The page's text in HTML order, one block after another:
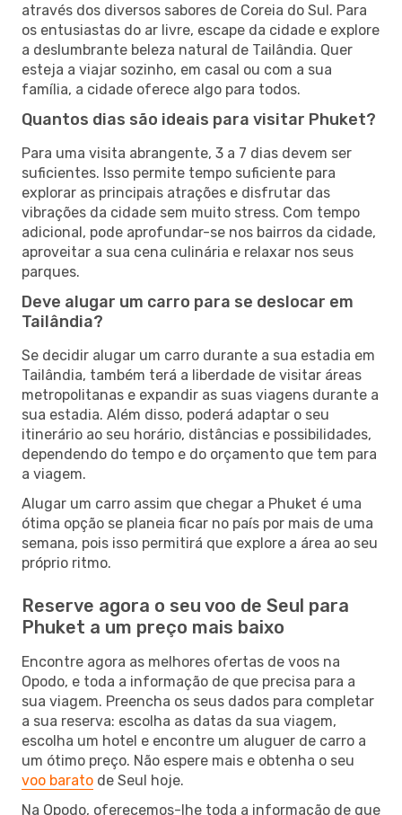
através dos diversos sabores de Coreia do Sul. Para
os entusiastas do ar livre, escape da cidade e explore
a deslumbrante beleza natural de Tailândia. Quer
esteja a viajar sozinho, em casal ou com a sua
família, a cidade oferece algo para todos.
Quantos dias são ideais para visitar Phuket?
Para uma visita abrangente, 3 a 7 dias devem ser
suficientes. Isso permite tempo suficiente para
explorar as principais atrações e disfrutar das
vibrações da cidade sem muito stress. Com tempo
adicional, pode aprofundar-se nos bairros da cidade,
aproveitar a sua cena culinária e relaxar nos seus
parques.
Deve alugar um carro para se deslocar em
Tailândia?
Se decidir alugar um carro durante a sua estadia em
Tailândia, também terá a liberdade de visitar áreas
metropolitanas e expandir as suas viagens durante a
sua estadia. Além disso, poderá adaptar o seu
itinerário ao seu horário, distâncias e possibilidades,
dependendo do tempo e do orçamento que tem para
a viagem.
Alugar um carro assim que chegar a Phuket é uma
ótima opção se planeia ficar no país por mais de uma
semana, pois isso permitirá que explore a área ao seu
próprio ritmo.
Reserve agora o seu voo de Seul para
Phuket a um preço mais baixo
Encontre agora as melhores ofertas de voos na
Opodo, e toda a informação de que precisa para a
sua viagem. Preencha os seus dados para completar
a sua reserva: escolha as datas da sua viagem,
escolha um hotel e encontre um aluguer de carro a
um ótimo preço. Não espere mais e obtenha o seu
voo barato de Seul hoje.
Na Opodo, oferecemos-lhe toda a informação de que